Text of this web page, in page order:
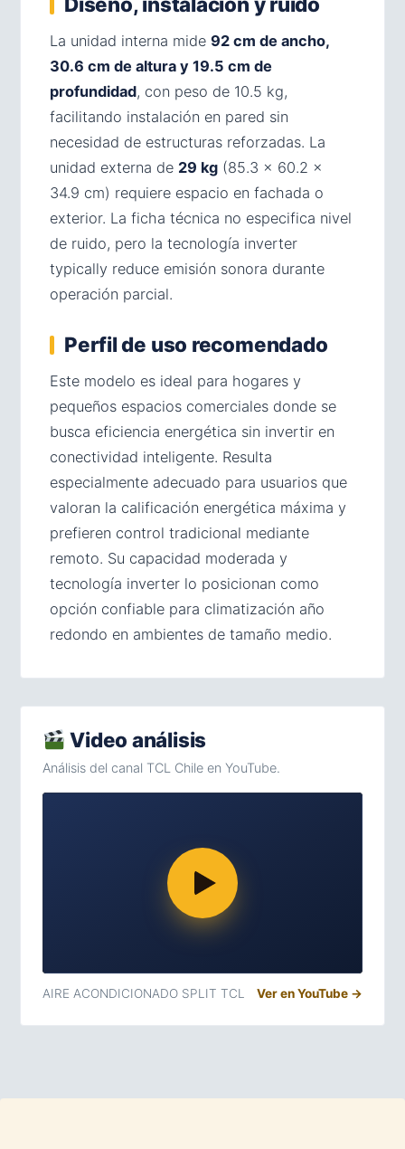
La unidad interna mide 92 cm de ancho,
30.6 cm de altura y 19.5 cm de
profundidad, con peso de 10.5 kg,
facilitando instalación en pared sin
necesidad de estructuras reforzadas. La
unidad externa de 29 kg (85.3 × 60.2 ×
34.9 cm) requiere espacio en fachada o
exterior. La ficha técnica no especifica nivel
de ruido, pero la tecnología inverter
typically reduce emisión sonora durante
operación parcial.
Perfil de uso recomendado
Este modelo es ideal para hogares y
pequeños espacios comerciales donde se
busca eficiencia energética sin invertir en
conectividad inteligente. Resulta
especialmente adecuado para usuarios que
valoran la calificación energética máxima y
prefieren control tradicional mediante
remoto. Su capacidad moderada y
tecnología inverter lo posicionan como
opción confiable para climatización año
redondo en ambientes de tamaño medio.
Video análisis
Análisis del canal TCL Chile en YouTube.
AIRE ACONDICIONADO SPLIT TCL Ver en YouTube →